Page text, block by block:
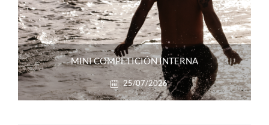
MINI COMPETICIÓN INTERNA
25/07/2026